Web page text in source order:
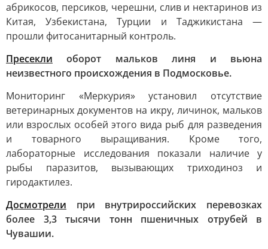
абрикосов, персиков, черешни, слив и нектаринов из
Китая, Узбекистана, Турции и Таджикистана —
прошли фитосанитарный контроль.
Пресекли оборот мальков линя и вьюна
неизвестного происхождения в Подмосковье.
Мониторинг «Меркурия» установил отсутствие
ветеринарных документов на икру, личинок, мальков
или взрослых особей этого вида рыб для разведения
и товарного выращивания. Кроме того,
лабораторные исследования показали наличие у
рыбы паразитов, вызывающих триходиноз и
гиродактилез.
Досмотрели при внутрироссийских перевозках
более 3,3 тысячи тонн пшеничных отрубей в
Чувашии.